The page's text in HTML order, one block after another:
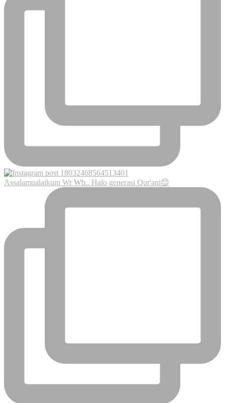
Assalamualaikum Wr Wb.. Halo generasi Qur'ani😊